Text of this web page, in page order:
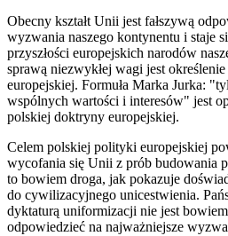
Obecny kształt Unii jest fałszywą
wyzwania naszego kontynentu i staje
przyszłości europejskich narodów
sprawą niezwykłej wagi jest
europejskiej. Formuła Marka Jurka:
wspólnych wartości i interesów" jest
polskiej doktryny europejskiej.
Celem polskiej polityki europejskiej
wycofania się Unii z prób budowania
to bowiem droga, jak pokazuje
do cywilizacyjnego unicestwienia.
dyktaturą uniformizacji nie jest
odpowiedzieć na najważniejsze